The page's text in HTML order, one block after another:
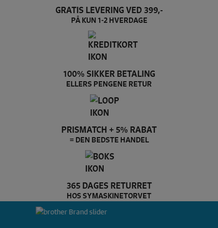
GRATIS LEVERING VED 399,-
PÅ KUN 1-2 HVERDAGE
100% SIKKER BETALING
ELLERS PENGENE RETUR
PRISMATCH + 5% RABAT
= DEN BEDSTE HANDEL
365 DAGES RETURRET
HOS SYMASKINETORVET
Dette er Bernina brands slider logo